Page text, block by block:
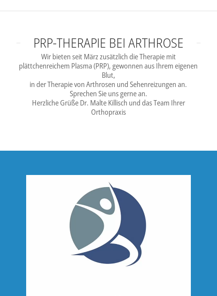
PRP-THERAPIE BEI ARTHROSE
Wir bieten seit März zusätzlich die Therapie mit
plättchenreichem Plasma (PRP), gewonnen aus Ihrem eigenen
Blut,
in der Therapie von Arthrosen und Sehenreizungen an.
Sprechen Sie uns gerne an.
Herzliche Grüße Dr. Malte Killisch und das Team Ihrer
Orthopraxis